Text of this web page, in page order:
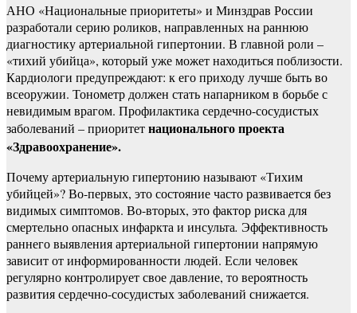
АНО «Национальные приоритеты» и Минздрав России
разработали серию роликов, направленных на раннюю
диагностику артериальной гипертонии. В главной роли –
«тихий убийца», который уже может находиться поблизости.
Кардиологи предупреждают: к его приходу лучше быть во
всеоружии. Тонометр должен стать напарником в борьбе с
невидимым врагом. Профилактика сердечно-сосудистых
заболеваний – приоритетнационального проекта
«Здравоохранение».
Почему артериальную гипертонию называют «Тихим
убийцей»? Во-первых, это состояние часто развивается без
видимых симптомов. Во-вторых, это фактор риска для
смертельно опасных инфаркта и инсульта. Эффективность
раннего выявления артериальной гипертонии напрямую
зависит от информированности людей. Если человек
регулярно контролирует свое давление, то вероятность
развития сердечно-сосудистых заболеваний снижается.